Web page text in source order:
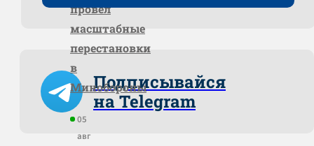
провёл
масштабные
перестановки
в
Минобороны
05
авг
Подписывайся
на Telegram